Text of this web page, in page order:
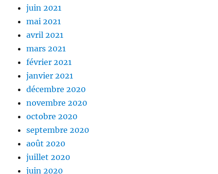
juin 2021
mai 2021
avril 2021
mars 2021
février 2021
janvier 2021
décembre 2020
novembre 2020
octobre 2020
septembre 2020
août 2020
juillet 2020
juin 2020